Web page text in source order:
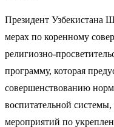
Президент Узбекистана
мерах по коренному
религиозно-
программу, которая
совершенствованию
воспитательной
мероприятий по